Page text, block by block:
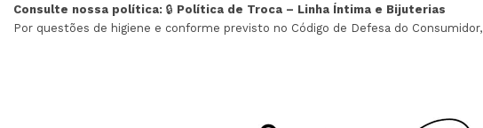
Consulte nossa política: 🔒 Política de Troca – Linha Íntima e Bijuterias
Por questões de higiene e conforme previsto no Código de Defesa do Consumidor,